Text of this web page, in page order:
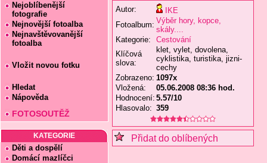
Nejoblíbenější
fotografie
Nejnovější fotoalba
Nejnavštěvovanější
fotoalba
Vložit novou fotku
Hledat
Nápověda
FOTOSOUTĚŽ
KATEGORIE
Děti a dospělí
Domácí mazlíčci
Autor:
IKE
Fotoalbum: Výběr hory, kopce,
skály....
Kategorie:
Cestování
Klíčová
slova:
klet, vylet, dovolena,
cyklistika, turistika, jizni-
cechy
Zobrazeno: 1097x
Vložená:
05.06.2008 08:36 hod.
Hodnocení: 5.57/10
Hlasovalo: 359
Přidat do oblíbených